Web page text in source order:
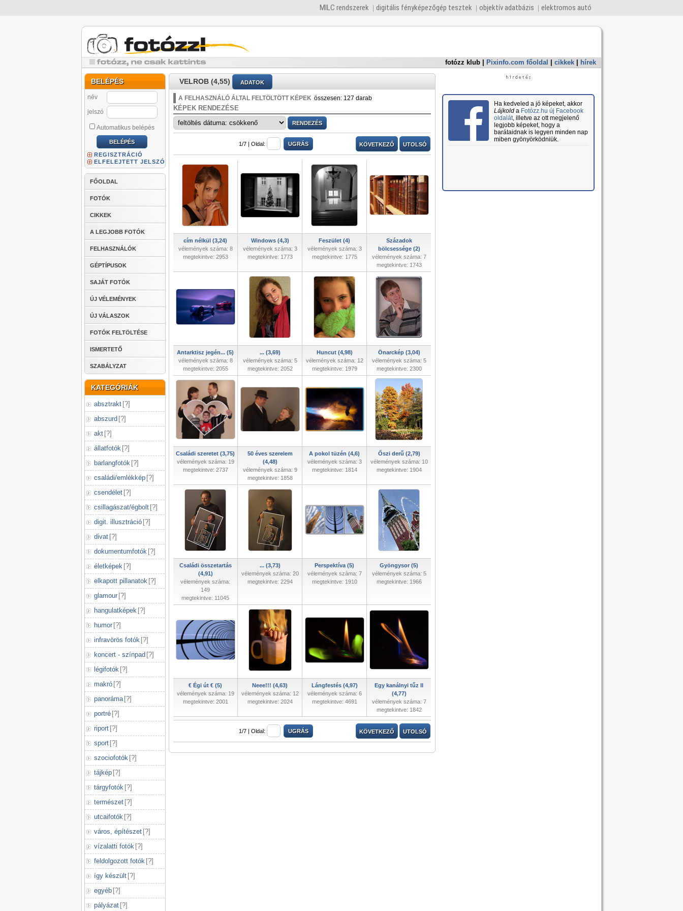
MILC rendszerek digitális fényképezőgép tesztek objektív adatbázis elektromos autó
fotózz klub Pixinfo.com főoldal cikkek hírek
BELÉPÉS
név
jelszó
Automatikus belépés
REGISZTRÁCIÓ
ELFELEJTETT JELSZÓ
FŐOLDAL
FOTÓK
CIKKEK
A LEGJOBB FOTÓK
FELHASZNÁLÓK
GÉPTÍPUSOK
SAJÁT FOTÓK
ÚJ VÉLEMÉNYEK
ÚJ VÁLASZOK
FOTÓK FELTÖLTÉSE
ISMERTETŐ
SZABÁLYZAT
KATEGÓRIÁK
absztrakt [?]
abszurd [?]
akt [?]
állatfotók [?]
barlangfotók [?]
családi/emlékkép [?]
csendélet [?]
csillagászat/égbolt [?]
digit. illusztráció [?]
divat [?]
dokumentumfotók [?]
életképek [?]
elkapott pillanatok [?]
glamour [?]
hangulatképek [?]
humor [?]
infravörös fotók [?]
koncert - színpad [?]
légifotók [?]
makró [?]
panoráma [?]
portré [?]
riport [?]
sport [?]
szociofotók [?]
tájkép [?]
tárgyfotók [?]
természet [?]
utcaifotók [?]
város, építészet [?]
vízalatti fotók [?]
feldolgozott fotók [?]
így készült [?]
egyéb [?]
pályázat [?]
VELROB (4,55) ADATOK
A FELHASZNÁLÓ ÁLTAL FELTÖLTÖTT KÉPEK összesen: 127 darab
KÉPEK RENDEZÉSE
1/7 | Oldal: KÖVETKEZŐ UTOLSÓ
cím nélkül (3,24)
vélemények száma: 8
megtekintve: 2953
Windows (4,3)
vélemények száma: 3
megtekintve: 1773
Feszület (4)
vélemények száma: 3
megtekintve: 1775
Századok
bölcsessége (2)
vélemények száma: 7
megtekintve: 1743
Antarktisz jegén... (5)
vélemények száma: 8
megtekintve: 2055
... (3,69)
vélemények száma: 5
megtekintve: 2052
Huncut (4,98)
vélemények száma: 12
megtekintve: 1979
Önarckép (3,04)
vélemények száma: 5
megtekintve: 2300
Családi szeretet (3,75)
vélemények száma: 19
megtekintve: 2737
50 éves szerelem
(4,48)
vélemények száma: 9
megtekintve: 1858
A pokol tüzén (4,6)
vélemények száma: 3
megtekintve: 1814
Őszi derű (2,79)
vélemények száma: 10
megtekintve: 1904
Családi összetartás
(4,91)
vélemények száma:
149
megtekintve: 11045
... (3,73)
vélemények száma: 20
megtekintve: 2294
Perspektíva (5)
vélemények száma: 7
megtekintve: 1910
Gyöngysor (5)
vélemények száma: 5
megtekintve: 1966
€ Égi út € (5)
vélemények száma: 19
megtekintve: 2001
Neee!!! (4,63)
vélemények száma: 12
megtekintve: 2024
Lángfestés (4,97)
vélemények száma: 6
megtekintve: 4691
Egy kanálnyi tűz II
(4,77)
vélemények száma: 7
megtekintve: 1842
1/7 | Oldal: KÖVETKEZŐ UTOLSÓ
Ha kedveled a jó képeket, akkor
Lájkolda Fotózz.hu új Facebook
oldalát, illetve az ott megjelenő
legjobb képeket, hogy a
barátaidnak is legyen minden nap
miben gyönyörködniük.